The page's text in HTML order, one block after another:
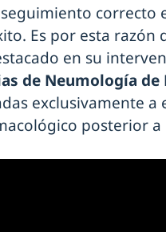
correcto
Es por esta razón
en su
de Neumología de
exclusivamente
posterior a